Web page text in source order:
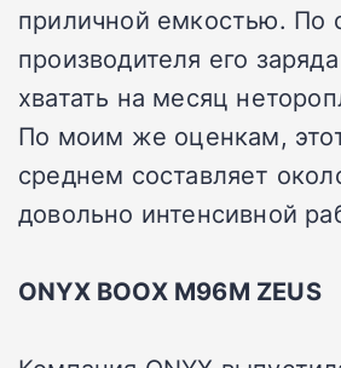
приличной емкостью. По
производителя его
хватать на месяц
По моим же оценкам,
среднем составляет
довольно интенсивной
ONYX BOOX M96M ZEUS